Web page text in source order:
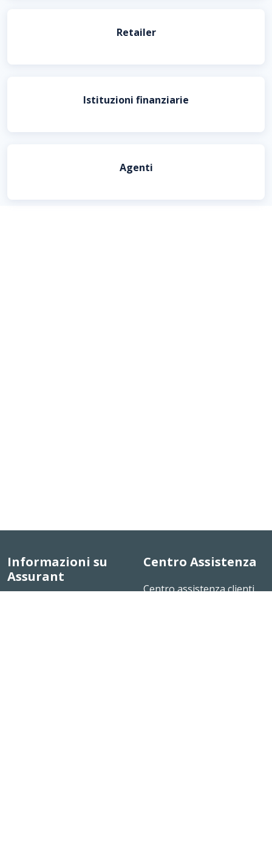
Retailer
Istituzioni finanziarie
Agenti
Informazioni su
Assurant
Centro Assistenza
Centro assistenza clienti